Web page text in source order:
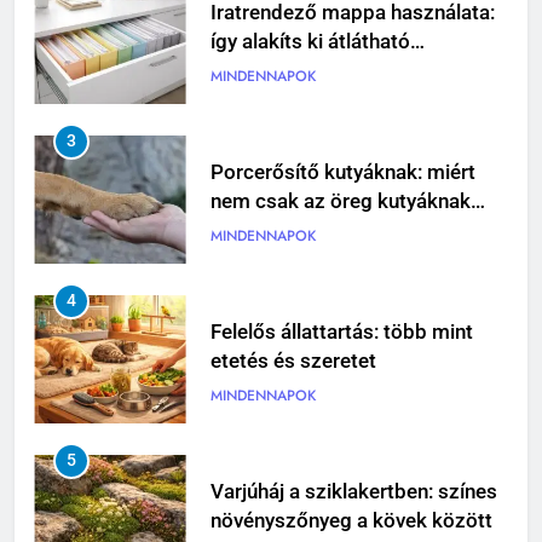
Iratrendező mappa használata:
így alakíts ki átlátható
dokumentumkezelést
MINDENNAPOK
3
Porcerősítő kutyáknak: miért
nem csak az öreg kutyáknak
fontos?
MINDENNAPOK
4
Felelős állattartás: több mint
etetés és szeretet
MINDENNAPOK
5
Varjúháj a sziklakertben: színes
növényszőnyeg a kövek között